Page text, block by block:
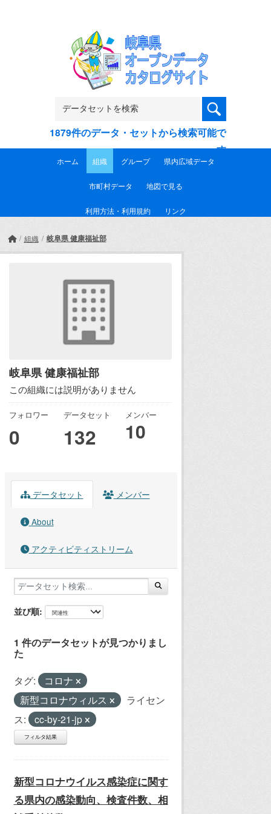
1879件のデータ・セットから検索可能で
す
ホーム 組織 グループ 県内広域データ
市町村データ 地図で見る
利用方法・利用規約 リンク
組織 岐阜県 健康福祉部
岐阜県 健康福祉部
この組織には説明がありません
フォロワー
0
データセット
132
メンバー
10
データセット メンバー
About
アクティビティストリーム
並び順
1 件のデータセットが見つかりまし
た
タグ:
コロナ
新型コロナウィルス
ライセン
ス:
cc-by-21-jp
フィルタ結果
新型コロナウイルス感染症に関す
る県内の感染動向、検査件数、相